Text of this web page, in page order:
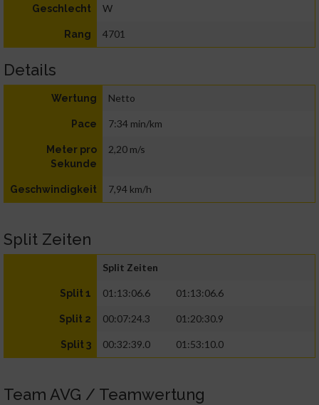
Geschlecht W
Rang 4701
Details
Wertung Netto
Pace 7:34 min/km
Meter pro
Sekunde
2,20 m/s
Geschwindigkeit 7,94 km/h
Split Zeiten
Split Zeiten
Split 1 01:13:06.6 01:13:06.6
Split 2 00:07:24.3 01:20:30.9
Split 3 00:32:39.0 01:53:10.0
Team AVG / Teamwertung